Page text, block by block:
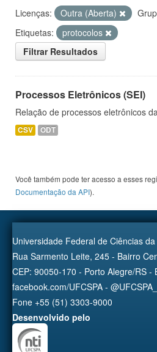
Licenças: Outra (Aberta)
Etiquetas:
protocolos
Filtrar Resultados
Processos Eletrônicos (SEI)
Relação de processos eletrônicos
CSV ODT
Você também pode ter acesso a esses
Documentação da API).
Universidade Federal de Ciências
Rua Sarmento Leite, 245 - Bairro
CEP: 90050-170 - Porto Alegre/RS -
facebook.com/UFCSPA -
Fone +55 (51) 3303-9000
Desenvolvido pelo